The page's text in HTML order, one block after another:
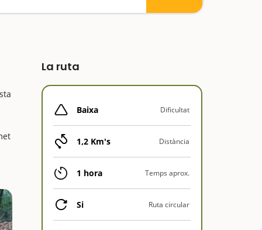
La ruta
Baixa Dificultat
1,2 Km's Distància
1 hora Temps aprox.
Si Ruta circular